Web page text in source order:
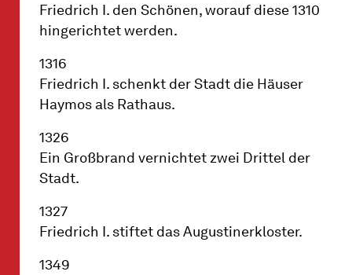
Friedrich I. den Schönen, worauf diese 1310
hingerichtet werden.
1316
Friedrich I. schenkt der Stadt die Häuser
Haymos als Rathaus.
1326
Ein Großbrand vernichtet zwei Drittel der
Stadt.
1327
Friedrich I. stiftet das Augustinerkloster.
1349